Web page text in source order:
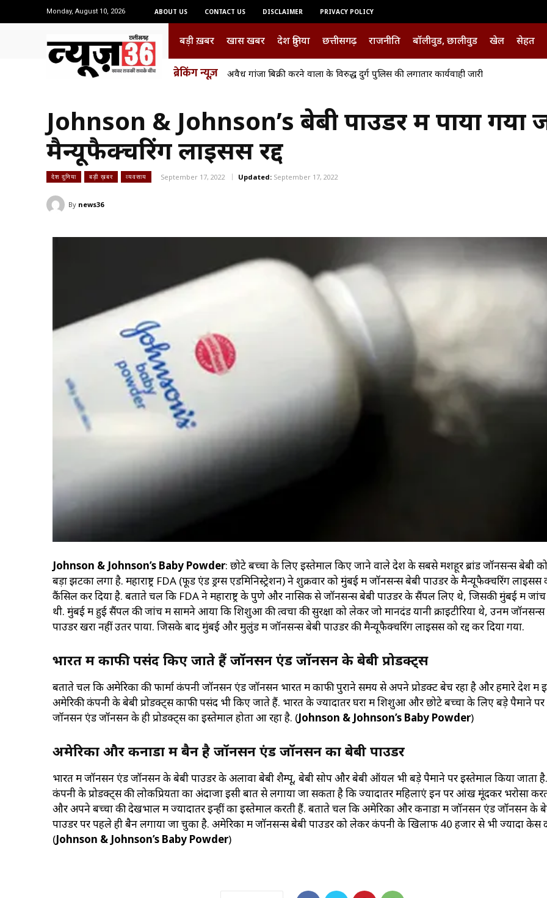
Monday, August 10, 2026 ABOUT US CONTACT US DISCLAIMER PRIVACY POLICY
बड़ी ख़बर खास खबर देश दुनिया छत्तीसगढ़ राजनीति बॉलीवुड, छालीवुड खेल सेहत
ब्रेकिंग न्यूज़ अवैध गांजा बिक्री करने वालों के विरुद्ध दुर्ग पुलिस की लगातार कार्यवाही जारी
Johnson & Johnson’s बेबी पाउडर में पाया गया
मैन्यूफैक्चरिंग लाइसेंस रद्द
देश दुनिया बड़ी ख़बर व्यवसाय September 17, 2022 Updated: September 17, 2022
By news36
Johnson & Johnson’s Baby Powder: छोटे बच्चों के लिए इस्तेमाल किए जाने वाले देश के सबसे मशहूर ब्रांड जॉनसन्स बेबी
बड़ा झटका लगा है. महाराष्ट्र FDA (फूड एंड ड्रग्स एडमिनिस्ट्रेशन) ने शुक्रवार को मुंबई में जॉनसन्स बेबी पाउडर के मैन्यूफैक्चरिंग लाइसेंस
कैंसिल कर दिया है. बताते चलें कि FDA ने महाराष्ट्र के पुणे और नासिक से जॉनसन्स बेबी पाउडर के सैंपल लिए थे, जिसकी मुंबई में
थी. मुंबई में हुई सैंपल की जांच में सामने आया कि शिशुओं की त्वचा की सुरक्षा को लेकर जो मानदंड यानी क्राइटीरिया थे, उनमें जॉनसन्स
पाउडर खरा नहीं उतर पाया. जिसके बाद मुंबई और मुलुंड में जॉनसन्स बेबी पाउडर की मैन्यूफैक्चरिंग लाइसेंस को रद्द कर दिया गया.
भारत में काफी पसंद किए जाते हैं जॉनसन एंड जॉनसन के बेबी प्रोडक्ट्स
बताते चलें कि अमेरिका की फार्मा कंपनी जॉनसन एंड जॉनसन भारत में काफी पुराने समय से अपने प्रोडक्ट बेच रहा है और हमारे देश में
अमेरिकी कंपनी के बेबी प्रोडक्ट्स काफी पसंद भी किए जाते हैं. भारत के ज्यादातर घरों में शिशुओं और छोटे बच्चों के लिए बड़े पैमाने पर
जॉनसन एंड जॉनसन के ही प्रोडक्ट्स का इस्तेमाल होता आ रहा है. (Johnson & Johnson’s Baby Powder)
अमेरिका और कनाडा में बैन है जॉनसन एंड जॉनसन का बेबी पाउडर
भारत में जॉनसन एंड जॉनसन के बेबी पाउडर के अलावा बेबी शैम्पू, बेबी सोप और बेबी ऑयल भी बड़े पैमाने पर इस्तेमाल किया जाता
कंपनी के प्रोडक्ट्स की लोकप्रियता का अंदाजा इसी बात से लगाया जा सकता है कि ज्यादातर महिलाएं इन पर आंख मूंदकर भरोसा
और अपने बच्चों की देखभाल में ज्यादातर इन्हीं का इस्तेमाल करती हैं. बताते चलें कि अमेरिका और कनाडा में जॉनसन एंड जॉनसन के
पाउडर पर पहले ही बैन लगाया जा चुका है. अमेरिका में जॉनसन्स बेबी पाउडर को लेकर कंपनी के खिलाफ 40 हजार से भी ज्यादा केस
(Johnson & Johnson’s Baby Powder)